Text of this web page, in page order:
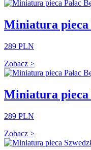
Miniatura pieca
289 PLN
Zobacz >
Miniatura pieca
289 PLN
Zobacz >